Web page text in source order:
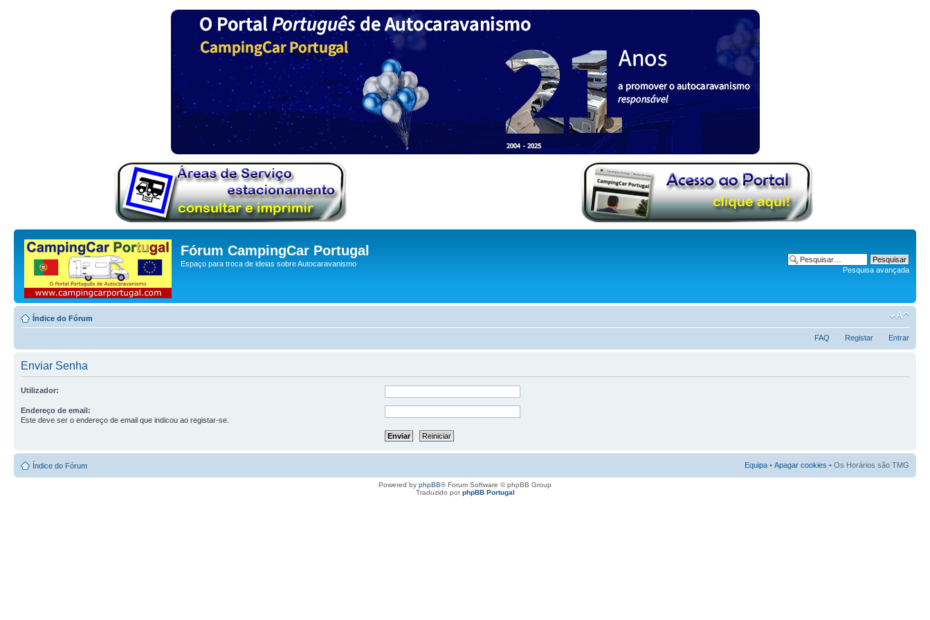
Fórum CampingCar Portugal
Espaço para troca de ideias sobre Autocaravanismo
Pesquisa avançada
Índice do Fórum
FAQ Registar Entrar
Enviar Senha
Utilizador:
Endereço de email:
Este deve ser o endereço de email que indicou ao registar-se.
Índice do Fórum Equipa • Apagar cookies • Os Horários são TMG
Powered by phpBB® Forum Software © phpBB Group
Traduzido porphpBB Portugal